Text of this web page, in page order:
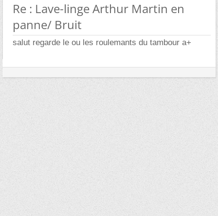
Re : Lave-linge Arthur Martin en
panne/ Bruit
salut regarde le ou les roulemants du tambour a+